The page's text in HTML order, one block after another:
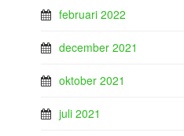
februari 2022
december 2021
oktober 2021
juli 2021